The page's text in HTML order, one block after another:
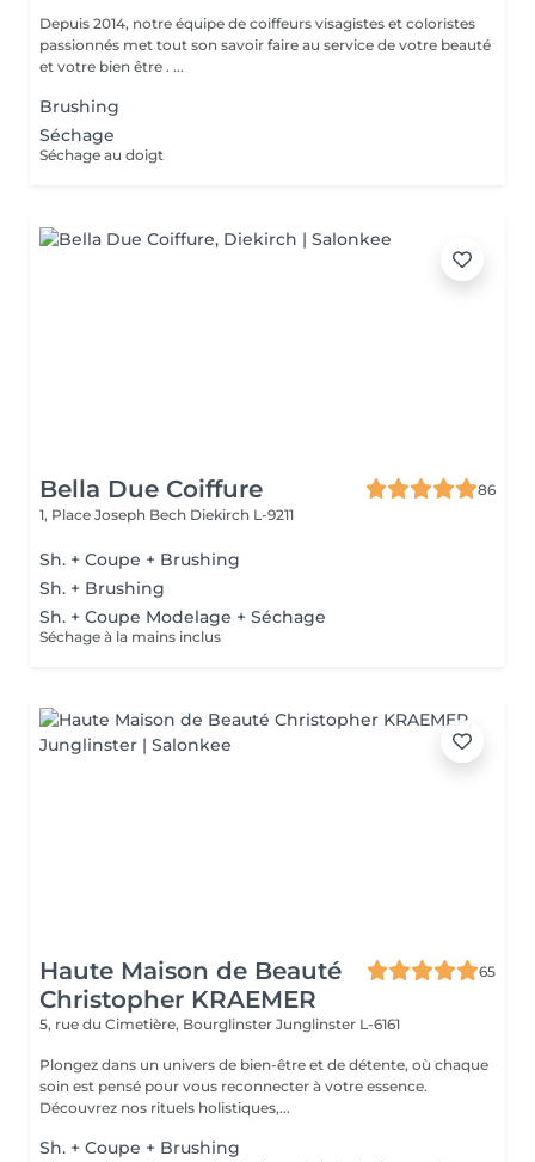
Depuis 2014, notre équipe de coiffeurs visagistes et coloristes
passionnés met tout son savoir faire au service de votre beauté
et votre bien être . ...
Brushing
Séchage
Séchage au doigt
Bella Due Coiffure
86
1, Place Joseph Bech Diekirch L-9211
Sh. + Coupe + Brushing
Sh. + Brushing
Sh. + Coupe Modelage + Séchage
Séchage à la mains inclus
Haute Maison de Beauté
Christopher KRAEMER
65
5, rue du Cimetière, Bourglinster Junglinster L-6161
Plongez dans un univers de bien-être et de détente, où chaque
soin est pensé pour vous reconnecter à votre essence.
Découvrez nos rituels holistiques,...
Sh. + Coupe + Brushing